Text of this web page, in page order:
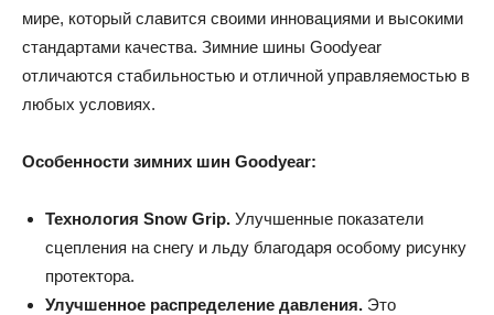
мире, который славится своими инновациями и высокими
стандартами качества. Зимние шины Goodyear
отличаются стабильностью и отличной управляемостью в
любых условиях.
Особенности зимних шин Goodyear:
Технология Snow Grip. Улучшенные показатели
сцепления на снегу и льду благодаря особому рисунку
протектора.
Улучшенное распределение давления. Это